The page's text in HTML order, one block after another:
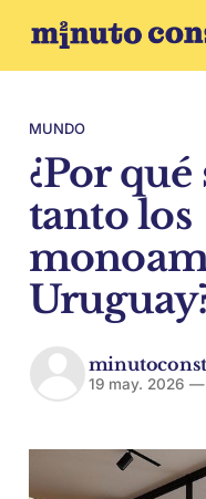
MUNDO
¿Por
tanto los
19 may. 2026 —